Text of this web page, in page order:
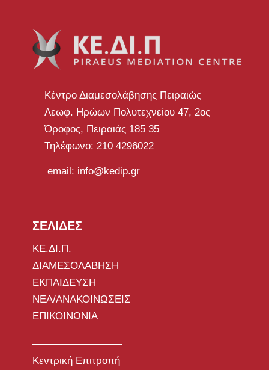
Κέντρο Διαμεσολάβησης Πειραιώς
Λεωφ. Ηρώων Πολυτεχνείου 47, 2ος
Όροφος, Πειραιάς 185 35
Τηλέφωνο: 210 4296022
email: info@kedip.gr
ΣΕΛΙΔΕΣ
ΚΕ.ΔΙ.Π.
ΔΙΑΜΕΣΟΛΑΒΗΣΗ
ΕΚΠΑΙΔΕΥΣΗ
ΝΕΑ/ΑΝΑΚΟΙΝΩΣΕΙΣ
ΕΠΙΚΟΙΝΩΝΙΑ
Κεντρική Επιτροπή